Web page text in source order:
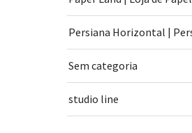
Sem categoria
studio line